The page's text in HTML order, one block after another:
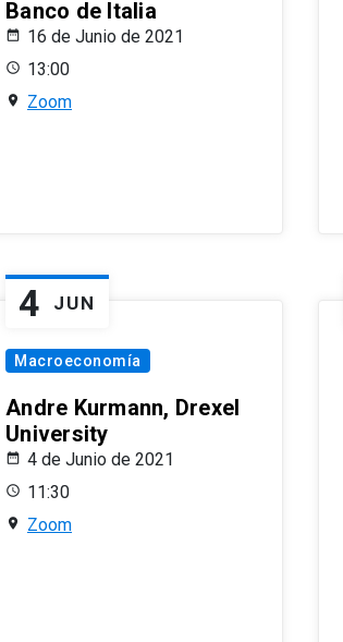
Banco de Italia
16 de Junio de 2021
13:00
Zoom
4 JUN
Macroeconomía
Andre Kurmann, Drexel
University
4 de Junio de 2021
11:30
Zoom